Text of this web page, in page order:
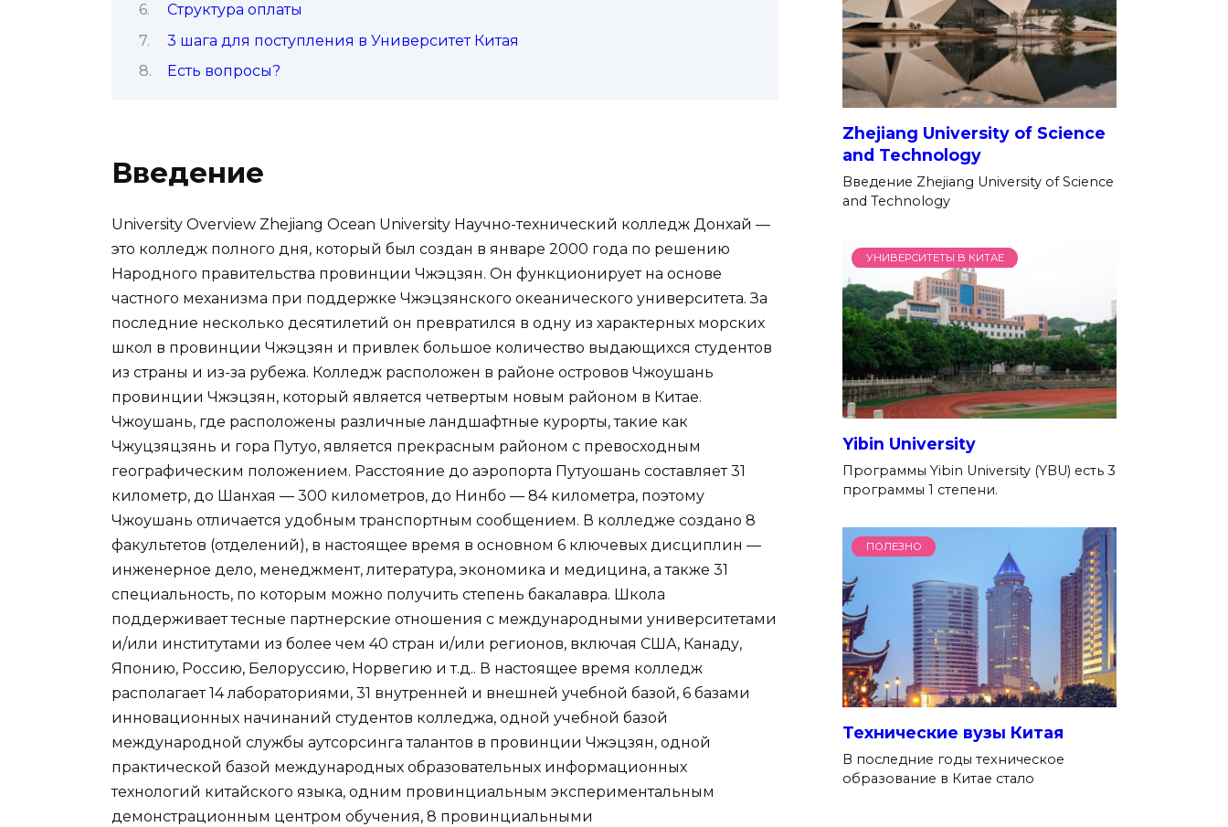
Структура оплаты
3 шага для поступления в Университет Китая
Есть вопросы?
Введение
University Overview Zhejiang Ocean University Научно-технический колледж Донхай —
это колледж полного дня, который был создан в январе 2000 года по решению
Народного правительства провинции Чжэцзян. Он функционирует на основе
частного механизма при поддержке Чжэцзянского океанического университета. За
последние несколько десятилетий он превратился в одну из характерных морских
школ в провинции Чжэцзян и привлек большое количество выдающихся студентов
из страны и из-за рубежа. Колледж расположен в районе островов Чжоушань
провинции Чжэцзян, который является четвертым новым районом в Китае.
Чжоушань, где расположены различные ландшафтные курорты, такие как
Чжуцзяцзянь и гора Путуо, является прекрасным районом с превосходным
географическим положением. Расстояние до аэропорта Путуошань составляет 31
километр, до Шанхая — 300 километров, до Нинбо — 84 километра, поэтому
Чжоушань отличается удобным транспортным сообщением. В колледже создано 8
факультетов (отделений), в настоящее время в основном 6 ключевых дисциплин —
инженерное дело, менеджмент, литература, экономика и медицина, а также 31
специальность, по которым можно получить степень бакалавра. Школа
поддерживает тесные партнерские отношения с международными университетами
и/или институтами из более чем 40 стран и/или регионов, включая США, Канаду,
Японию, Россию, Белоруссию, Норвегию и т.д.. В настоящее время колледж
располагает 14 лабораториями, 31 внутренней и внешней учебной базой, 6 базами
инновационных начинаний студентов колледжа, одной учебной базой
международной службы аутсорсинга талантов в провинции Чжэцзян, одной
практической базой международных образовательных информационных
технологий китайского языка, одним провинциальным экспериментальным
демонстрационным центром обучения, 8 провинциальными
Zhejiang University of Science
and Technology
Введение Zhejiang University of Science
and Technology
УНИВЕРСИТЕТЫ В КИТАЕ
Yibin University
Программы Yibin University (YBU) есть 3
программы 1 степени.
ПОЛЕЗНО
Технические вузы Китая
В последние годы техническое
образование в Китае стало